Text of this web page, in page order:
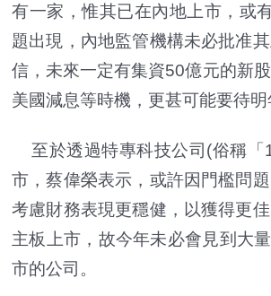
有一家，惟其已在內地上市，或
題出現，內地監管機構未必批准
信，未來一定有集資50億元的新
美國減息等時機，更甚可能要待明
至於透過特專科技公司(俗稱「
市，蔡偉榮表示，或許因門檻問
考慮財務表現更穩健，以獲得更
主板上市，故今年未必會見到大
市的公司。